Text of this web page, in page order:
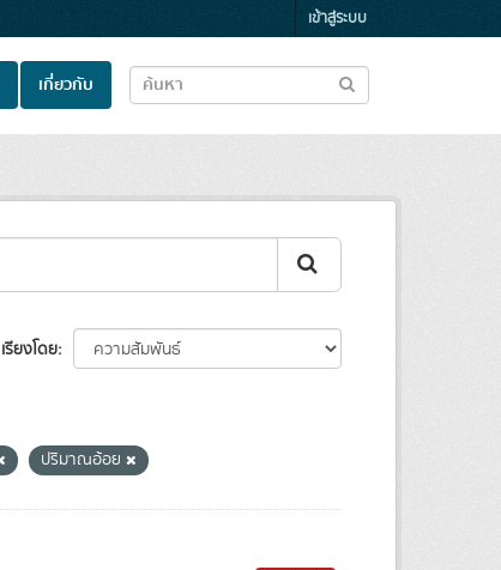
เข้าสู่ระบบ
เกี่ยวกับ
เรียงโดย
ปริมาณอ้อย